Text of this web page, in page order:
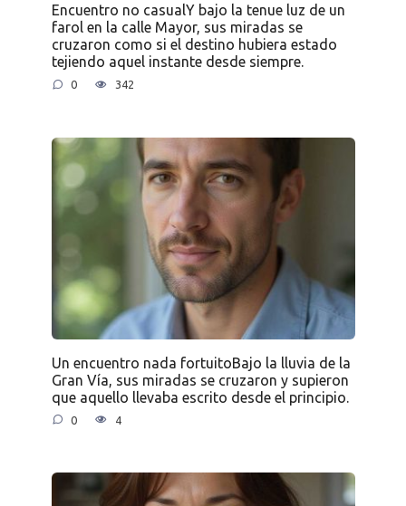
Encuentro no casualY bajo la tenue luz de un
farol en la calle Mayor, sus miradas se
cruzaron como si el destino hubiera estado
tejiendo aquel instante desde siempre.
0 342
Un encuentro nada fortuitoBajo la lluvia de la
Gran Vía, sus miradas se cruzaron y supieron
que aquello llevaba escrito desde el principio.
0 4